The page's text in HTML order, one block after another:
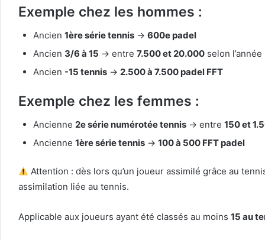
Exemple chez les hommes :
Ancien 1ère série tennis → 600e padel
Ancien 3/6 à 15 → entre 7.500 et 20.000 selon l’année
Ancien -15 tennis → 2.500 à 7.500 padel FFT
Exemple chez les femmes :
Ancienne 2e série numérotée tennis → entre 150 et
Ancienne 1ère série tennis → 100 à 500 FFT padel
Attention : dès lors qu’un joueur assimilé grâce au
assimilation liée au tennis.
Applicable aux joueurs ayant été classés au moins 15 au